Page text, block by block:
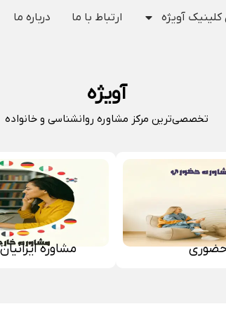
آویژه ارتباط با ما درباره ما
آویژه
تخصصی‌ترین مرکز مشاوره روانشناسی و خانواده
مشاوره